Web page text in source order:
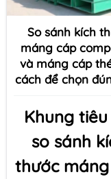
So sánh kích
máng cáp
và máng cáp
cách để chọn
Khung tiêu
so sánh
thước